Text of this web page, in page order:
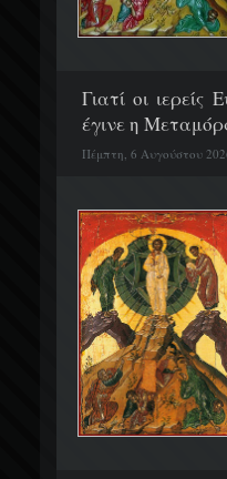
Γιατί οι
έγινε η
Πέμπτη, 6 Αυγούστου